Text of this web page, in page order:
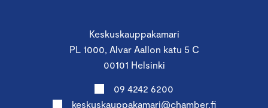
Keskuskauppakamari
PL 1000, Alvar Aallon katu 5 C
00101 Helsinki
09 4242 6200
keskuskauppakamari@chamber.fi